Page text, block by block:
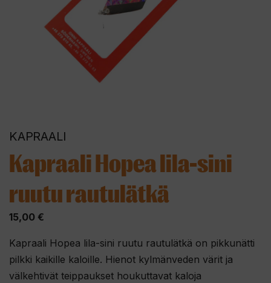
KAPRAALI
Kapraali Hopea lila-sini
ruutu rautulätkä
15,00 €
Kapraali Hopea lila-sini ruutu rautulätkä on pikkunätti
pilkki kaikille kaloille. Hienot kylmänveden värit ja
välkehtivät teippaukset houkuttavat kaloja